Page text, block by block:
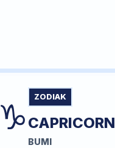
♑ ZODIAK
CAPRICORN
BUMI